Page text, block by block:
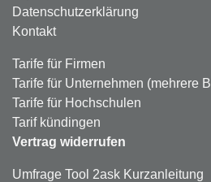
Datenschutzerklärung
Kontakt
Tarife für Firmen
Tarife für Unternehmen (mehrere
Tarife für Hochschulen
Tarif kündingen
Vertrag widerrufen
Umfrage Tool 2ask Kurzanleitung